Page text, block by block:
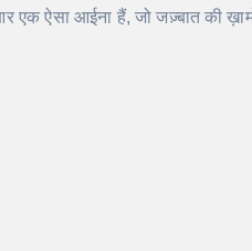
ऐसा आईना हैं, जो जज़्बात की